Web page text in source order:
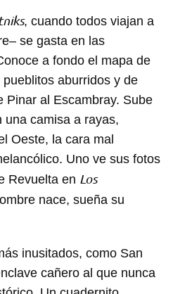
, cuando todos viajan a
se gasta en las
a fondo el mapa de
aburridos y de
Pinar al Escambray. Sube
una camisa a rayas,
Oeste, la cara mal
Uno ve sus fotos
Revuelta en Los
nace, sueña su
inusitados, como San
cañero al que nunca